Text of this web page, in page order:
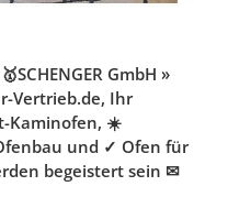
GmbH »
Vertrieb.de, Ihr
Kaminofen, ☀️
und ✓ Ofen für
begeistert sein ✉